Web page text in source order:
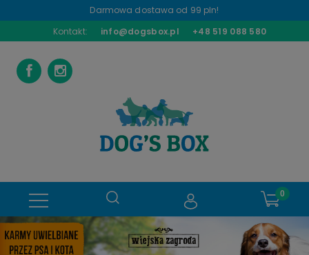
Darmowa dostawa od 99 pln!
Kontakt:
info@dogsbox.pl +48 519 088 580